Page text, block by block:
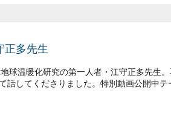
正多先生
温暖化研究の第一人者・江守正多先生
してくださりました。特別動画公開中テ